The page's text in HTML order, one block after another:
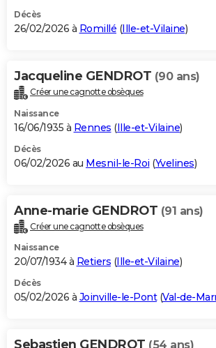
Décès
26/02/2026 à Romillé (Ille-et-Vilaine)
Jacqueline GENDROT (90 ans)
Créer une cagnotte obsèques
Naissance
16/06/1935 à Rennes (Ille-et-Vilaine)
Décès
06/02/2026 au Mesnil-le-Roi (Yvelines)
Anne-marie GENDROT (91 ans)
Créer une cagnotte obsèques
Naissance
20/07/1934 à Retiers (Ille-et-Vilaine)
Décès
05/02/2026 à Joinville-le-Pont(Val-de-
Sebastien GENDROT (54 ans)